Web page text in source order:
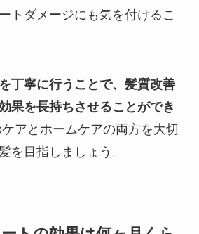
トダメージにも気を付けるこ
丁寧に行うことで、髪質改善
果を長持ちさせることができ
アとホームケアの両方を大切
を目指しましょう。